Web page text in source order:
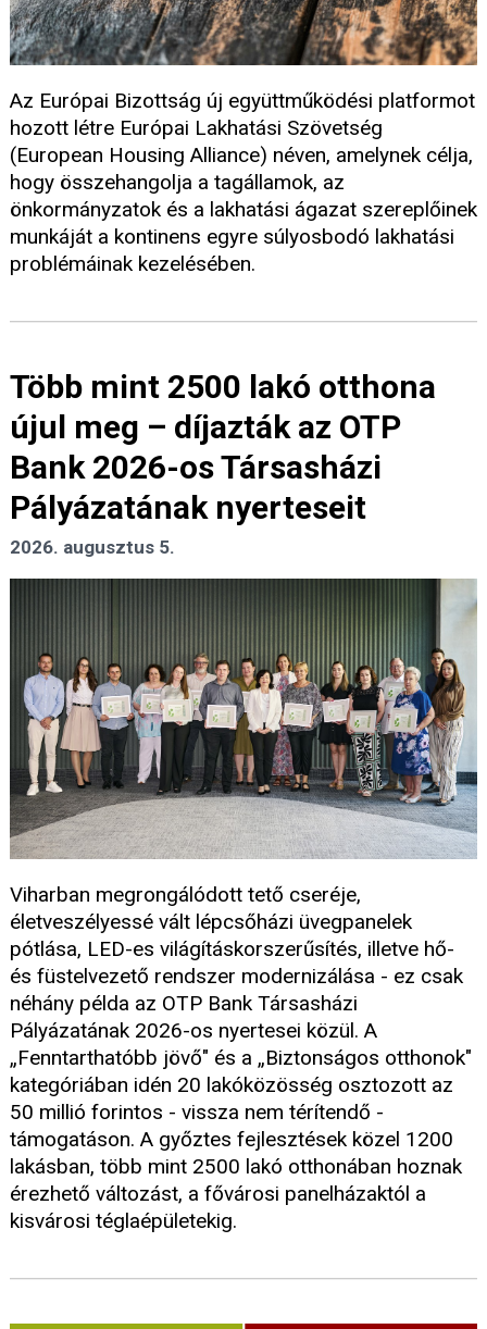
Az Európai Bizottság új együttműködési platformot
hozott létre Európai Lakhatási Szövetség
(European Housing Alliance) néven, amelynek célja,
hogy összehangolja a tagállamok, az
önkormányzatok és a lakhatási ágazat szereplőinek
munkáját a kontinens egyre súlyosbodó lakhatási
problémáinak kezelésében.
Több mint 2500 lakó otthona
újul meg – díjazták az OTP
Bank 2026-os Társasházi
Pályázatának nyerteseit
2026. augusztus 5.
Viharban megrongálódott tető cseréje,
életveszélyessé vált lépcsőházi üvegpanelek
pótlása, LED-es világításkorszerűsítés, illetve hő-
és füstelvezető rendszer modernizálása - ez csak
néhány példa az OTP Bank Társasházi
Pályázatának 2026-os nyertesei közül. A
„Fenntarthatóbb jövő" és a „Biztonságos otthonok"
kategóriában idén 20 lakóközösség osztozott az
50 millió forintos - vissza nem térítendő -
támogatáson. A győztes fejlesztések közel 1200
lakásban, több mint 2500 lakó otthonában hoznak
érezhető változást, a fővárosi panelházaktól a
kisvárosi téglaépületekig.